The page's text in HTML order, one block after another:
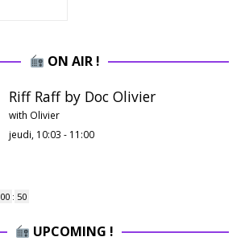
ON AIR !
Riff Raff by Doc Olivier
with Olivier
jeudi, 10:03 - 11:00
00 : 49
UPCOMING !